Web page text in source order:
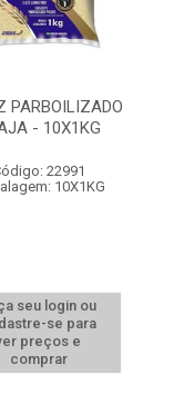
PARBOILIZADO
- 10X1KG
22991
10X1KG
seu login ou
se para
preços e
comprar